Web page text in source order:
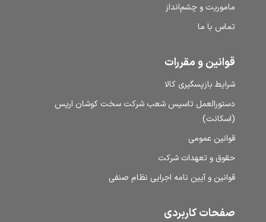
ماموریت و چشم‌انداز
تماس با ما
قوانین و مقررات
شرایط بازپسگیری کالا
دستورالعمل تاسیس شعب شرکت سخت کوشان اریس
(اسکانت)
قوانین عمومی
حقوق و تعهدات شرکت
قوانین و آیین نامه اجرایی نظام صنفی
صفحات کاربردی